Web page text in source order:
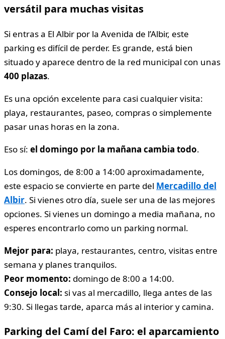
versátil para muchas visitas
Si entras a El Albir por la Avenida de l’Albir, este
parking es difícil de perder. Es grande, está bien
situado y aparece dentro de la red municipal con unas
400 plazas.
Es una opción excelente para casi cualquier visita:
playa, restaurantes, paseo, compras o simplemente
pasar unas horas en la zona.
Eso sí: el domingo por la mañana cambia todo.
Los domingos, de 8:00 a 14:00 aproximadamente,
este espacio se convierte en parte del Mercadillo del
Albir. Si vienes otro día, suele ser una de las mejores
opciones. Si vienes un domingo a media mañana, no
esperes encontrarlo como un parking normal.
Mejor para: playa, restaurantes, centro, visitas entre
semana y planes tranquilos.
Peor momento: domingo de 8:00 a 14:00.
Consejo local: si vas al mercadillo, llega antes de las
9:30. Si llegas tarde, aparca más al interior y camina.
Parking del Camí del Faro: el aparcamiento